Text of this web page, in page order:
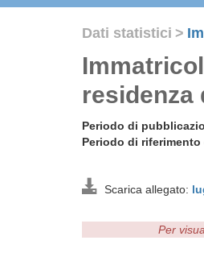
Dati statistici >
residenza
Periodo di
Periodo di
Scarica allegato:
Per